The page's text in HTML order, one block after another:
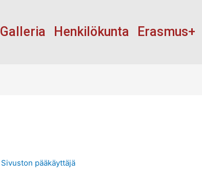
Galleria Henkilökunta Erasmus+
Sivuston pääkäyttäjä